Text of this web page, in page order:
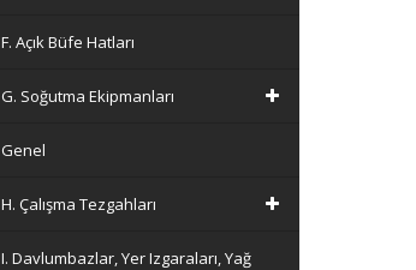
F. Açık Büfe Hatları
G. Soğutma Ekipmanları
Genel
H. Çalışma Tezgahları
I. Davlumbazlar, Yer Izgaraları, Yağ